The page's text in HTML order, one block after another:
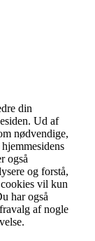
din
Ud af
nødvendige,
også
og forstå,
vil kun
har også
af nogle